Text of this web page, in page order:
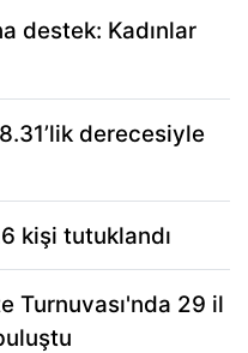
destek: Kadınlar
derecesiyle
kişi tutuklandı
Turnuvası'nda 29 il